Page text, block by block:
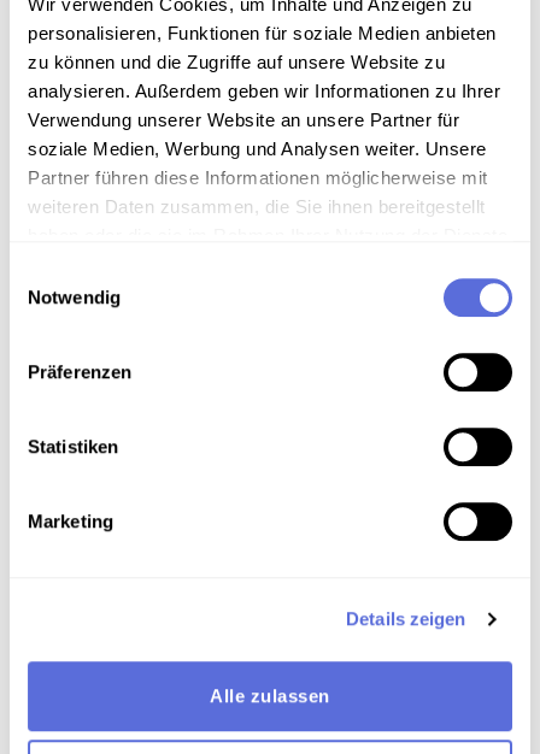
Wir verwenden Cookies, um Inhalte und Anzeigen zu
personalisieren, Funktionen für soziale Medien anbieten
zu können und die Zugriffe auf unsere Website zu
analysieren. Außerdem geben wir Informationen zu Ihrer
Verwendung unserer Website an unsere Partner für
soziale Medien, Werbung und Analysen weiter. Unsere
Partner führen diese Informationen möglicherweise mit
weiteren Daten zusammen, die Sie ihnen bereitgestellt
Notwendig
Präferenzen
Statistiken
Marketing
Details zeigen
Alle zulassen
Anthropologie und Ethnographie an der Universität
Wien. Nach Ausbruch des Ersten Weltkrieges
begann Pöch mit der Erforschung von verschiedener
Völkerschaften aus der russischen Armee in den
k.u.k. Kriegsgefangenenlagern. Die kurzen Filme
zeigen Verschiedenes zur Kultur, dem Alltag und den
handwerklichen Tätigkeiten der Gefangenen, sowie
einen Teil der wissenschaftlichen Arbeit, die Pöch im
wissenschaftlichen Gesichtspunkten, erstellte.
Historische Filmdokumente in der Sammlung des ÖWF
Videodigitalisierung an der Österreichischen Mediathek
Download
schriftliche Begleitpublikation als pdf
Metadaten